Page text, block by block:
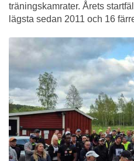
träningskamrater. Årets
lägsta sedan 2011 och 16